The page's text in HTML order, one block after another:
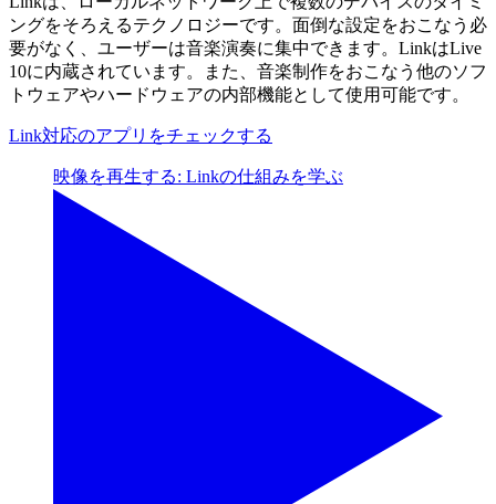
ングをそろえるテクノロジーです。面倒な設定をおこなう必
要がなく、ユーザーは音楽演奏に集中できます。LinkはLive
10に内蔵されています。また、音楽制作をおこなう他のソフ
トウェアやハードウェアの内部機能として使用可能です。
Link対応のアプリをチェックする
映像を再生する: Linkの仕組みを学ぶ